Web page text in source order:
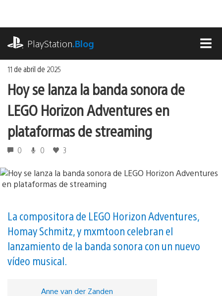
contenido
PlayStation.Blog
11 de abril de 2025
Hoy se lanza la banda sonora de
LEGO Horizon Adventures en
plataformas de streaming
0 0 3
La compositora de LEGO Horizon Adventures,
Homay Schmitz, y mxmtoon celebran el
lanzamiento de la banda sonora con un nuevo
vídeo musical.
Anne van der Zanden